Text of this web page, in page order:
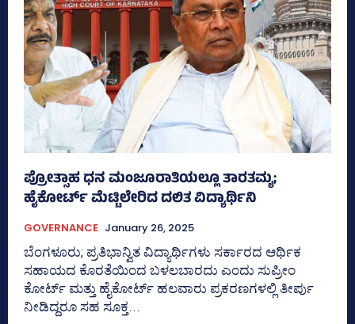
ಪ್ರೋತ್ಸಾಹ ಧನ ಮಂಜೂರಾತಿಯಲ್ಲೂ ತಾರತಮ್ಯ;
ಹೈಕೋರ್ಟ್‌ ಮೆಟ್ಟಿಲೇರಿದ ದಲಿತ ವಿದ್ಯಾರ್ಥಿನಿ
GOVERNANCE January 26, 2025
ಬೆಂಗಳೂರು; ಪ್ರತಿಭಾನ್ವಿತ ವಿದ್ಯಾರ್ಥಿಗಳು ಸರ್ಕಾರದ ಆರ್ಥಿಕ
ಸಹಾಯದ ಕೊರತೆಯಿಂದ ಬಳಲಬಾರದು ಎಂದು ಸುಪ್ರೀಂ
ಕೋರ್ಟ್ ಮತ್ತು ಹೈಕೋರ್ಟ್‌ ಹಲವಾರು ಪ್ರಕರಣಗಳಲ್ಲಿ ತೀರ್ಪು
ನೀಡಿದ್ದರೂ ಸಹ ಸೂಕ್ತ...